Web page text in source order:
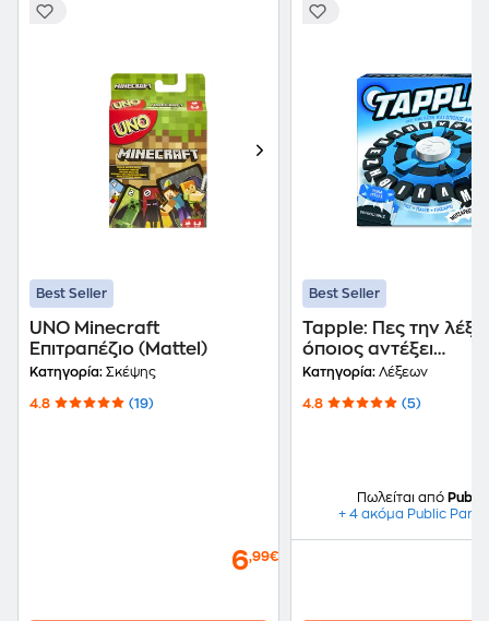
Best Seller
UNO Minecraft
Επιτραπέζιο (Mattel)
Κατηγορία: Σκέψης
4.8 (19)
6,99€
Best Seller
Tapple: Πες την λέξη
όποιος αντέξει
Επιτραπέζιο (Giochi
Κατηγορία: Λέξεων
4.8 (5)
Πωλείται από Public
+ 4 ακόμα Public